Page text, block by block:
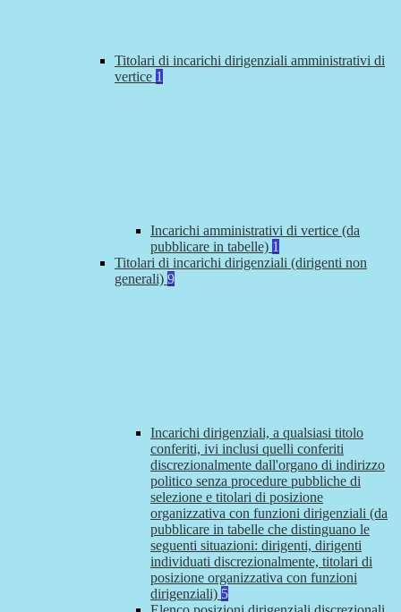
Titolari di incarichi dirigenziali amministrativi di
vertice 1
Incarichi amministrativi di vertice (da
pubblicare in tabelle) 1
Titolari di incarichi dirigenziali (dirigenti non
generali) 9
Incarichi dirigenziali, a qualsiasi titolo
conferiti, ivi inclusi quelli conferiti
discrezionalmente dall'organo di indirizzo
politico senza procedure pubbliche di
selezione e titolari di posizione
organizzativa con funzioni dirigenziali (da
pubblicare in tabelle che distinguano le
seguenti situazioni: dirigenti, dirigenti
individuati discrezionalmente, titolari di
posizione organizzativa con funzioni
dirigenziali) 5